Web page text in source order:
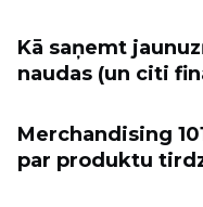
Kā saņemt
naudas (un citi
Merchandising
par produktu